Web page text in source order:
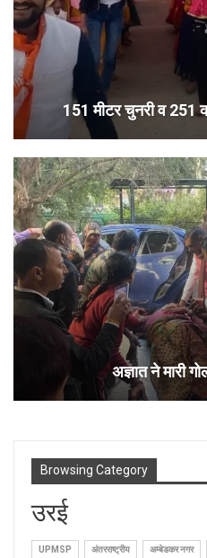
151 मीटर चुनरी व
अज्ञात ने मारी
Browsing Category
उरई
UPMSP अंतरराष्ट्रीय अम्बेडकर नगर